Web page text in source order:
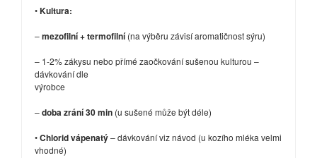
•Kultura:
–mezofilní + termofilní(na výběru závisí aromatičnost sýru)
– 1-2% zákysu nebo přímé zaočkování sušenou kulturou –
dávkování dle
výrobce
–doba zrání 30 min (u sušené může být déle)
•Chlorid vápenatý– dávkování viz návod (u kozího mléka velmi
vhodné)